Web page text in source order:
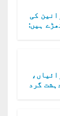
کی
ہیں:
حمایت یافتہ 19 دہشت گرد